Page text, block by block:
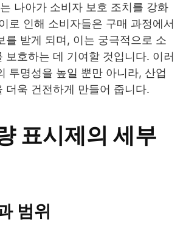
나아가 소비자 보호 조치를 강화
로 인해 소비자들은 구매 과정에서
를 받게 되며, 이는 궁극적으로 소
보호하는 데 기여할 것입니다. 이러
투명성을 높일 뿐만 아니라, 산업
더욱 건전하게 만들어 줍니다.
표시제의 세부
범위